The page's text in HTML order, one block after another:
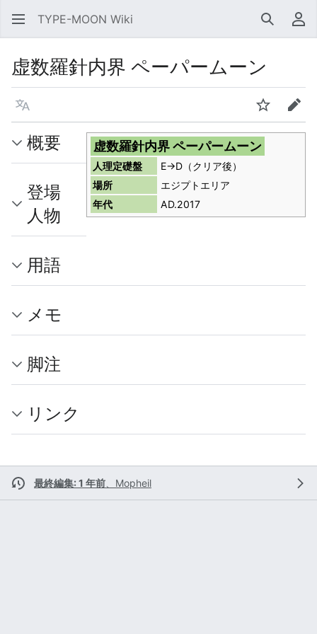
TYPE-MOON Wiki 検索 利
虚数羅針内界 ペーパームーン
言語 ウォッチ編集
虚数羅針内界 ペーパームーン
人理定礎盤
E→D（クリア後）
場所
エジプトエリア
年代
AD.2017
概要
登場
人物
用語
メモ
脚注
リンク
最終編集: 1 年前 Mopheil